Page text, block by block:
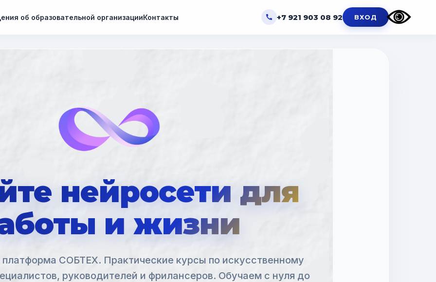
об образовательной организацииКонтакты +7 921 903 08 92 ВХОД
нейросети для
и жизни
платформа СОБТЕХ. Практические курсы по искусственному
руководителей и фрилансеров. Обучаем с нуля до